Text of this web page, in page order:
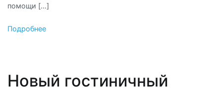
помощи […]
Подробнее
Новый гостиничный